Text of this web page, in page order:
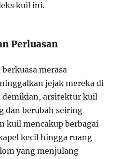
kuil ini.
Perluasan
merasa
jejak mereka di
demikian, arsitektur kuil
dan berubah seiring
kuil mencakup berbagai
kecil hingga ruang
yang menjulang